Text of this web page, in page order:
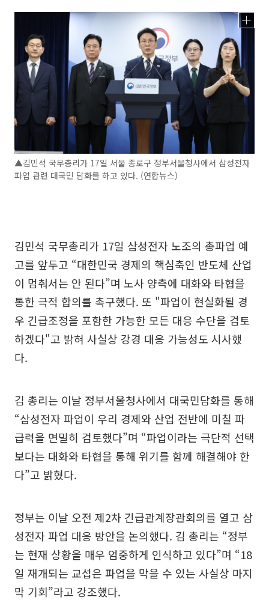
▲김민석 국무총리가 17일 서울 종로구 정부서울청사에서 삼성전자
파업 관련 대국민 담화를 하고 있다. (연합뉴스)
김민석 국무총리가 17일 삼성전자 노조의 총파업 예
고를 앞두고 “대한민국 경제의 핵심축인 반도체 산업
이 멈춰서는 안 된다”며 노사 양측에 대화와 타협을
통한 극적 합의를 촉구했다. 또 "파업이 현실화될 경
우 긴급조정을 포함한 가능한 모든 대응 수단을 검토
하겠다"고 밝혀 사실상 강경 대응 가능성도 시사했
다.
김 총리는 이날 정부서울청사에서 대국민담화를 통해
“삼성전자 파업이 우리 경제와 산업 전반에 미칠 파
급력을 면밀히 검토했다”며 “파업이라는 극단적 선택
보다는 대화와 타협을 통해 위기를 함께 해결해야 한
다”고 밝혔다.
정부는 이날 오전 제2차 긴급관계장관회의를 열고 삼
성전자 파업 대응 방안을 논의했다. 김 총리는 “정부
는 현재 상황을 매우 엄중하게 인식하고 있다”며 “18
일 재개되는 교섭은 파업을 막을 수 있는 사실상 마지
막 기회”라고 강조했다.